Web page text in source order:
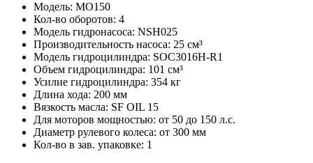
Модель: MO150
Кол-во оборотов: 4
Модель гидронасоса: NSH025
Производительность насоса: 25 см³
Модель гидроцилиндра: SOC3016H-R1
Объем гидроцилиндра: 101 см³
Усилие гидроцилиндра: 354 кг
Длина хода: 200 мм
Вязкость масла: SF OIL 15
Для моторов мощностью: от 50 до 150 л.с.
Диаметр рулевого колеса: от 300 мм
Кол-во в зав. упаковке: 1